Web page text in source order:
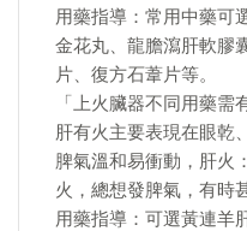
用藥指導：常用中藥可
金花丸、龍膽瀉肝軟膠
片、復方石葦片等。
「上火臟器不同用藥需
肝有火主要表現在眼乾
脾氣溫和易衝動，肝火
火，總想發脾氣，有時
用藥指導：可選黃連羊